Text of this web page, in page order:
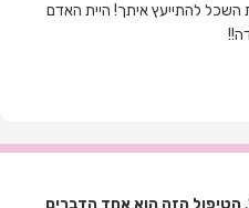
להתייעץ איתך! היית האדם